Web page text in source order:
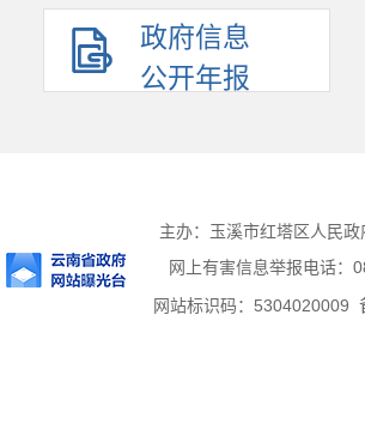
政府信息
公开年报
主办：玉溪市红塔区人民
网上有害信息举报电话：
网站标识码：5304020009